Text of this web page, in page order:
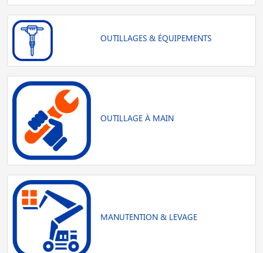
OUTILLAGES & ÉQUIPEMENTS
OUTILLAGE À MAIN
MANUTENTION & LEVAGE